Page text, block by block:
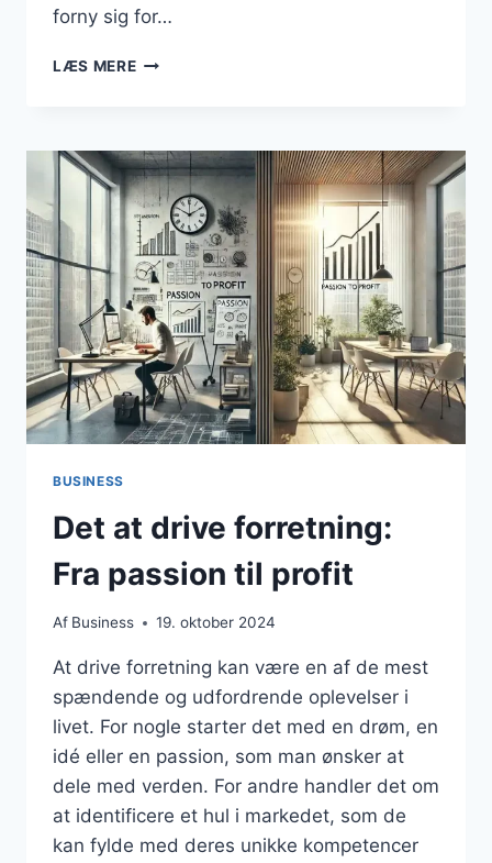
forny sig for…
LÆS MEREBUSINESS
TRADITIONELLE
BRANCHER
BUSINESS
Det at drive forretning:
Fra passion til profit
Af Business 19. oktober 2024
At drive forretning kan være en af de mest
spændende og udfordrende oplevelser i
livet. For nogle starter det med en drøm, en
idé eller en passion, som man ønsker at
dele med verden. For andre handler det om
at identificere et hul i markedet, som de
kan fylde med deres unikke kompetencer